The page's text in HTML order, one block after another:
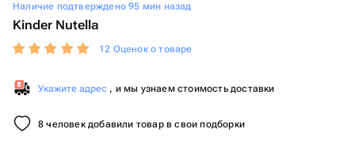
Наличие подтверждено 95 мин назад
Kinder Nutella
12 Оценок о товаре
Укажите адрес , и мы узнаем стоимость доставки
8 человек добавили товар в свои подборки